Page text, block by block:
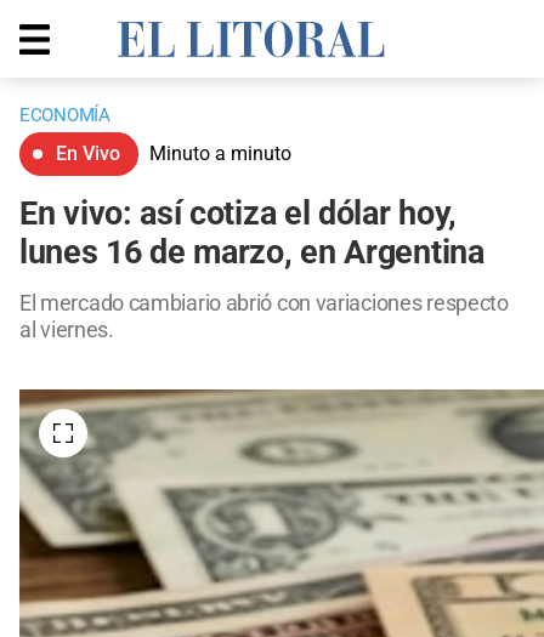
ECONOMÍA
En Vivo Minuto a minuto
En vivo: así cotiza el dólar hoy,
lunes 16 de marzo, en Argentina
El mercado cambiario abrió con variaciones respecto
al viernes.